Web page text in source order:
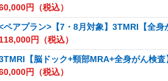
円（税込）
ペアプラン>【7・8月対象】3TMRI【全
118,000円（税込）
【脳ドック+頸部MRA+全身がん検
円（税込）